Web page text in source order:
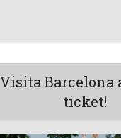
Visita Barcelona
ticket!